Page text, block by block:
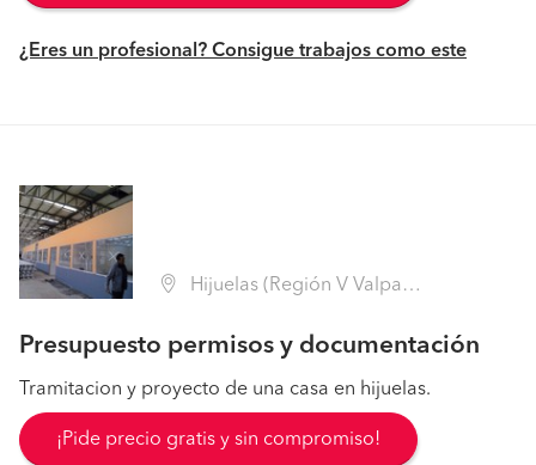
¿Eres un profesional? Consigue trabajos como este
Hijuelas (Región V Valparaíso - Quillota)
Presupuesto permisos y documentación
Tramitacion y proyecto de una casa en hijuelas.
¡Pide precio gratis y sin compromiso!